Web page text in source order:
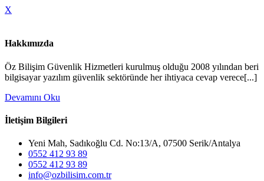
X
Hakkımızda
Öz Bilişim Güvenlik Hizmetleri kurulmuş olduğu 2008 yılından beri
bilgisayar yazılım güvenlik sektöründe her ihtiyaca cevap verece[...]
Devamını Oku
İletişim Bilgileri
Yeni Mah, Sadıkoğlu Cd. No:13/A, 07500 Serik/Antalya
0552 412 93 89
0552 412 93 89
info@ozbilisim.com.tr